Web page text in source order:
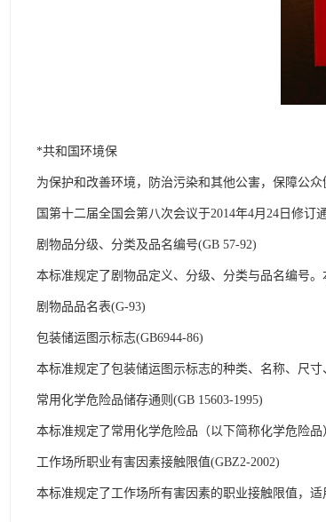
*共和国环境保
为保护和改善环境，防治污染和其他公害，保障公
国第十二届全国会第八次会议于2014年4月24日修订
剧物品分级、分类及品名编号(GB 57-92)
本标准规定了剧物品定义、分级、分类与品名编号。
剧物品品名表(G-93)
包装储运图示标志(GB6944-86)
本标准规定了包装储运图示标志的种类、名称、尺
常用化学危险品储存通则(GB 15603-1995)
本标准规定了常用化学危险品（以下简称化学危险
工作场所职业有害因素接触限值(GBZ2-2002)
本标准规定了工作场所有害因素的职业接触限值，